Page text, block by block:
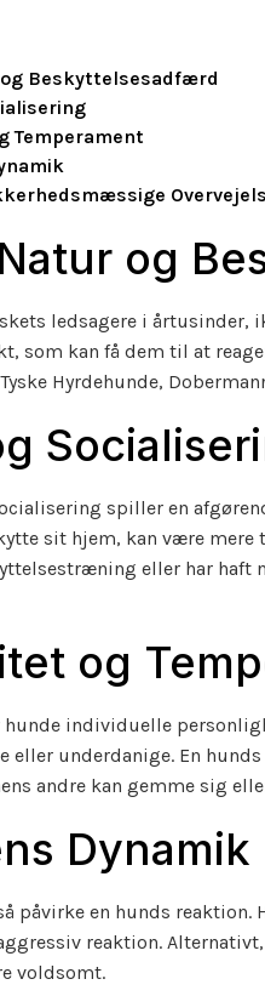
Beskyttelsesadfærd
Temperament
og
ledsagere i årtusinder,
som kan få dem til at
Hyrdehunde,
spiller en
sit hjem, kan være
eller har haft
og
hunde individuelle
eller underdanige. En
andre kan gemme sig
Dynamik
påvirke en hunds reaktion.
reaktion.
voldsomt.